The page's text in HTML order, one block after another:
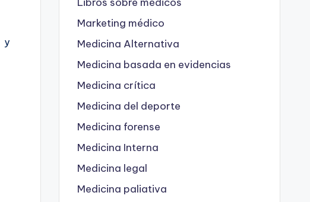
y
Marketing médico
Medicina Alternativa
Medicina basada en evidencias
Medicina crítica
Medicina del deporte
Medicina forense
Medicina Interna
Medicina legal
Medicina paliativa